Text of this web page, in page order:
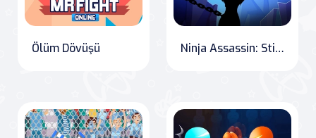
Ölüm Dövüşü Ninja Assassin: Stickman Triple Kill